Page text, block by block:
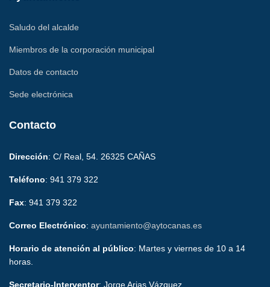
Saludo del alcalde
Miembros de la corporación municipal
Datos de contacto
Sede electrónica
Contacto
Dirección: C/ Real, 54. 26325 CAÑAS
Teléfono: 941 379 322
Fax: 941 379 322
Correo Electrónico: ayuntamiento@aytocanas.es
Horario de atención al público: Martes y viernes de 10 a 14
horas.
Secretario-Interventor: Jorge Arias Vázquez